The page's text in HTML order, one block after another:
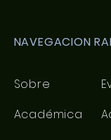
NAVEGACION
Sobre
Académica